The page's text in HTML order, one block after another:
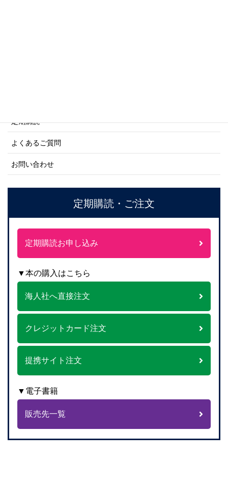
定期購読
よくあるご質問
お問い合わせ
定期購読・ご注文
定期購読お申し込み
▼本の購入はこちら
海人社へ直接注文
クレジットカード注文
提携サイト注文
▼電子書籍
販売先一覧